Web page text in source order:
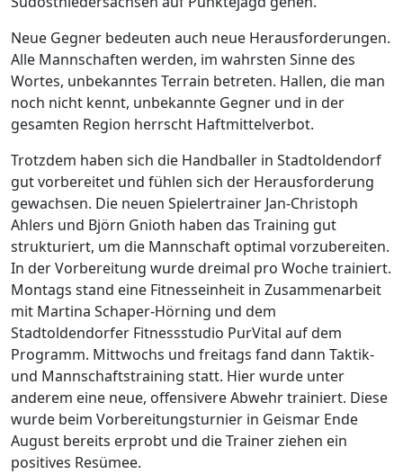
Neue Gegner bedeuten auch neue Herausforderungen.
Alle Mannschaften werden, im wahrsten Sinne des
Wortes, unbekanntes Terrain betreten. Hallen, die man
noch nicht kennt, unbekannte Gegner und in der
gesamten Region herrscht Haftmittelverbot.
Trotzdem haben sich die Handballer in Stadtoldendorf
gut vorbereitet und fühlen sich der Herausforderung
gewachsen. Die neuen Spielertrainer Jan-Christoph
Ahlers und Björn Gnioth haben das Training gut
strukturiert, um die Mannschaft optimal vorzubereiten.
In der Vorbereitung wurde dreimal pro Woche trainiert.
Montags stand eine Fitnesseinheit in Zusammenarbeit
mit Martina Schaper-Hörning und dem
Stadtoldendorfer Fitnessstudio PurVital auf dem
Programm. Mittwochs und freitags fand dann Taktik-
und Mannschaftstraining statt. Hier wurde unter
anderem eine neue, offensivere Abwehr trainiert. Diese
wurde beim Vorbereitungsturnier in Geismar Ende
August bereits erprobt und die Trainer ziehen ein
positives Resümee.